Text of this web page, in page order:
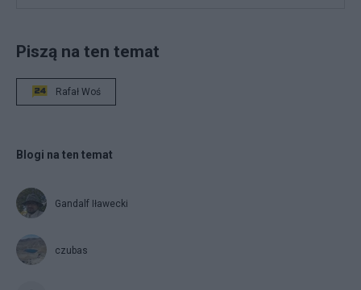
Piszą na ten temat
Rafał Woś
Blogi na ten temat
Gandalf Iławecki
czubas